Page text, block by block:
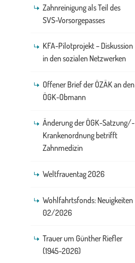
Zahnreinigung als Teil des
SVS-Vorsorgepasses
KFA-Pilotprojekt – Diskussion
in den sozialen Netzwerken
Offener Brief der ÖZÄK an den
ÖGK-Obmann
Änderung der ÖGK-Satzung/-
Krankenordnung betrifft
Zahnmedizin
Weltfrauentag 2026
Wohlfahrtsfonds: Neuigkeiten
02/2026
Trauer um Günther Riefler
(1945-2026)